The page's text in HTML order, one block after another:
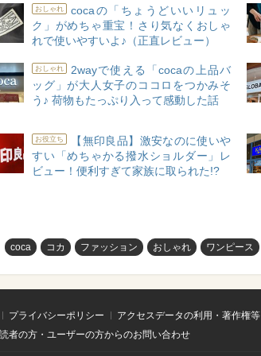
おしゃれ
cocaの「ちょうどいいリュッ
ク」がめちゃ重宝！さり気なくおしゃ
れで使いやすいよ♪（正直レビュー）
おしゃれ
2wayで使える「cocaの上品バ
ッグ」が大人女子のココロをつかみそ
う♪ 荷物もたっぷり入って感動した話
お役立ち
【無印良品】激安なのに使いや
すい「めちゃかる撥水ショルダー」レ
ビュー！便利すぎて家族に取られた!?
coca コカ ファッション おしゃれ ワンピース
プライバシーポリシー アクセスデータの利用・著作権等
者の方・ユーザーの方からのお問い合わせ